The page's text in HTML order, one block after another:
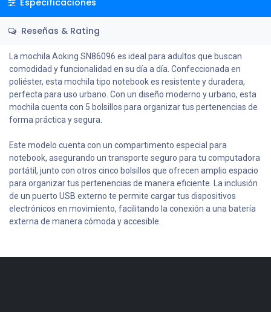
Especificaciones
Reseñas & Rating
La mochila Aoking SN86096 es ideal para adultos que buscan
comodidad y funcionalidad en su día a día. Confeccionada en
poliéster, esta mochila tipo notebook es resistente y duradera,
perfecta para uso urbano. Con un diseño moderno y urbano, esta
mochila cuenta con 5 bolsillos para organizar tus pertenencias de
forma práctica y segura.
Este modelo cuenta con un compartimento especial para
notebook, asegurando un transporte seguro para tu computadora
portátil, junto con otros cinco bolsillos que ofrecen amplio espacio
para organizar tus pertenencias de manera eficiente. La inclusión
de un puerto USB externo te permite cargar tus dispositivos
electrónicos en movimiento, facilitando la conexión a una batería
externa de manera cómoda y accesible.